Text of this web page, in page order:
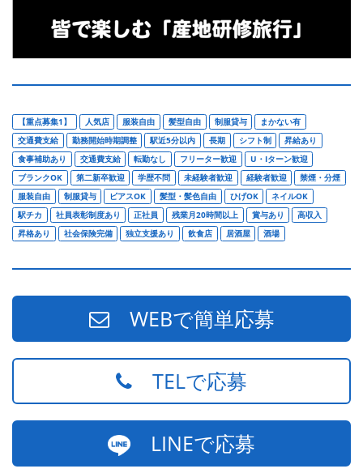
【重点募集1】 人気店 服装自由 髪型自由 制服貸与
まかない有
交通費支給
勤務開始時期調整 駅近5分以内 長期 シフト制
昇給あり
食事補助あり
交通費支給 転勤なし フリーター歓迎
U・Iターン歓迎
ブランクOK
第二新卒歓迎 学歴不問 未経験者歓迎 経験者歓迎
禁煙・分煙
服装自由
制服貸与 ピアスOK 髪型・髪色自由 ひげOK
ネイルOK
駅チカ
社員表彰制度あり 正社員 残業月20時間以上 賞与あり
高収入
昇格あり
社会保険完備 独立支援あり 飲食店 居酒屋 酒場
WEBで簡単応募
TELで応募
LINEで応募